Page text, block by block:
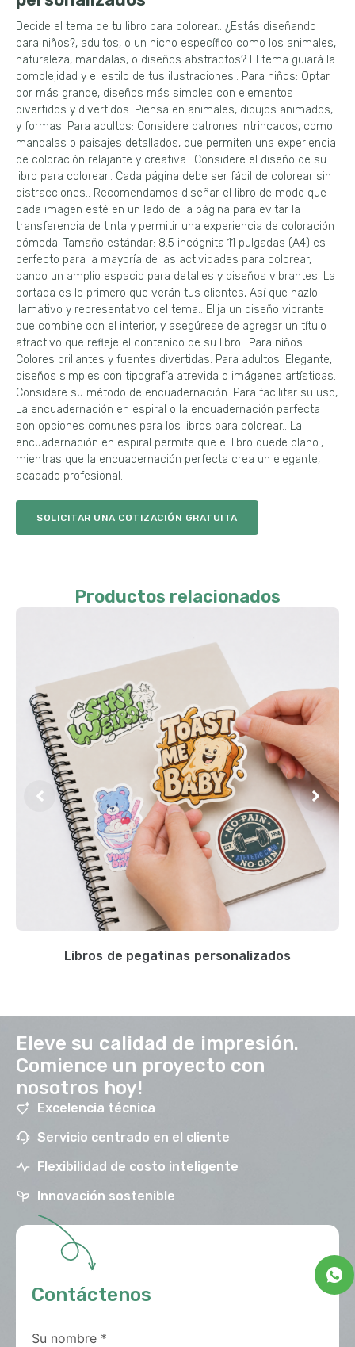
Decide el tema de tu libro para colorear.. ¿Estás diseñando
para niños?, adultos, o un nicho específico como los animales,
naturaleza, mandalas, o diseños abstractos? El tema guiará la
complejidad y el estilo de tus ilustraciones.. Para niños: Optar
por más grande, diseños más simples con elementos
divertidos y divertidos. Piensa en animales, dibujos animados,
y formas. Para adultos: Considere patrones intrincados, como
mandalas o paisajes detallados, que permiten una experiencia
de coloración relajante y creativa.. Considere el diseño de su
libro para colorear.. Cada página debe ser fácil de colorear sin
distracciones.. Recomendamos diseñar el libro de modo que
cada imagen esté en un lado de la página para evitar la
transferencia de tinta y permitir una experiencia de coloración
cómoda. Tamaño estándar: 8.5 incógnita 11 pulgadas (A4) es
perfecto para la mayoría de las actividades para colorear,
dando un amplio espacio para detalles y diseños vibrantes. La
portada es lo primero que verán tus clientes, Así que hazlo
llamativo y representativo del tema.. Elija un diseño vibrante
que combine con el interior, y asegúrese de agregar un título
atractivo que refleje el contenido de su libro.. Para niños:
Colores brillantes y fuentes divertidas. Para adultos: Elegante,
diseños simples con tipografía atrevida o imágenes artísticas.
Considere su método de encuadernación. Para facilitar su uso,
La encuadernación en espiral o la encuadernación perfecta
son opciones comunes para los libros para colorear.. La
encuadernación en espiral permite que el libro quede plano.,
mientras que la encuadernación perfecta crea un elegante,
acabado profesional.
SOLICITAR UNA COTIZACIÓN GRATUITA
Productos relacionados
Libros de pegatinas personalizados
Eleve su calidad de impresión.
Comience un proyecto con
nosotros hoy!
Excelencia técnica
Servicio centrado en el cliente
Flexibilidad de costo inteligente
Innovación sostenible
Contáctenos
Su nombre *